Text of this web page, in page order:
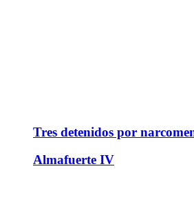
Tres detenidos por
Almafuerte IV